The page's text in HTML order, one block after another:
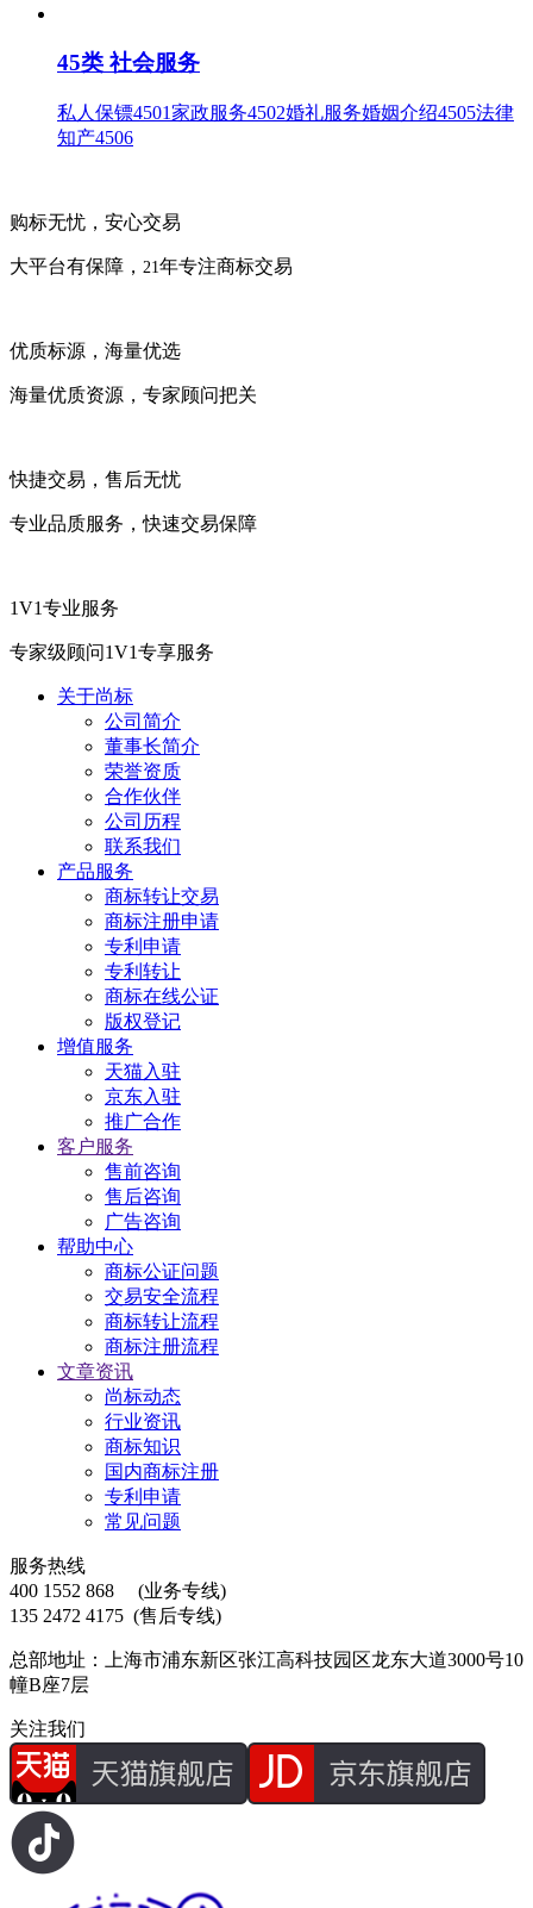
45类 社会服务
私人保镖4501家政服务4502婚礼服务婚姻介绍4505法律
知产4506
购标无忧，安心交易
大平台有保障， 21年专注商标交易
优质标源，海量优选
海量优质资源，专家顾问把关
快捷交易，售后无忧
专业品质服务，快速交易保障
1V1专业服务
专家级顾问1V1专享服务
关于尚标
公司简介
董事长简介
荣誉资质
合作伙伴
公司历程
联系我们
产品服务
商标转让交易
商标注册申请
专利申请
专利转让
商标在线公证
版权登记
增值服务
天猫入驻
京东入驻
推广合作
客户服务
售前咨询
售后咨询
广告咨询
帮助中心
商标公证问题
交易安全流程
商标转让流程
商标注册流程
文章资讯
尚标动态
行业资讯
商标知识
国内商标注册
专利申请
常见问题
服务热线
400 1552 868
(业务专线)
135 2472 4175 (售后专线)
总部地址：上海市浦东新区张江高科技园区龙东大道3000号10
幢B座7层
关注我们